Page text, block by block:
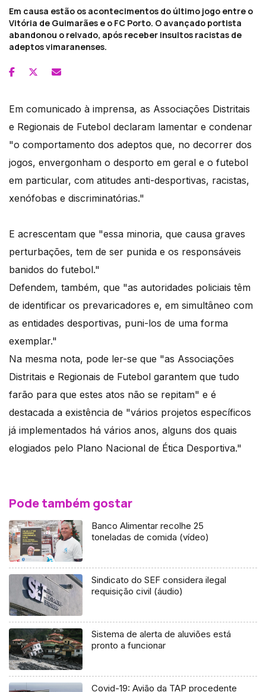
Em causa estão os acontecimentos do último jogo entre o
Vitória de Guimarães e o FC Porto. O avançado portista
abandonou o relvado, após receber insultos racistas de
adeptos vimaranenses.
Em comunicado à imprensa, as Associações Distritais
e Regionais de Futebol declaram lamentar e condenar
"o comportamento dos adeptos que, no decorrer dos
jogos, envergonham o desporto em geral e o futebol
em particular, com atitudes anti-desportivas, racistas,
xenófobas e discriminatórias."
E acrescentam que "essa minoria, que causa graves
perturbações, tem de ser punida e os responsáveis
banidos do futebol."
Defendem, também, que "as autoridades policiais têm
de identificar os prevaricadores e, em simultâneo com
as entidades desportivas, puni-los de uma forma
exemplar."
Na mesma nota, pode ler-se que "as Associações
Distritais e Regionais de Futebol garantem que tudo
farão para que estes atos não se repitam" e é
destacada a existência de "vários projetos específicos
já implementados há vários anos, alguns dos quais
elogiados pelo Plano Nacional de Ética Desportiva."
Pode também gostar
Banco Alimentar recolhe 25
toneladas de comida (vídeo)
Sindicato do SEF considera ilegal
requisição civil (áudio)
Sistema de alerta de aluviões está
pronto a funcionar
Covid-19: Avião da TAP procedente